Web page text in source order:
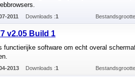
2011 Downloads :1
v2.05 Build 1
functierijke software om echt overal
2013 Downloads :1